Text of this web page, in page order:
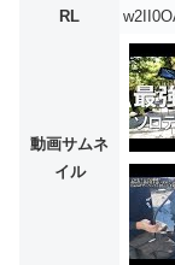
RL
動画サムネ
イル